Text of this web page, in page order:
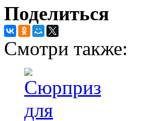
Поделиться
Смотри также: